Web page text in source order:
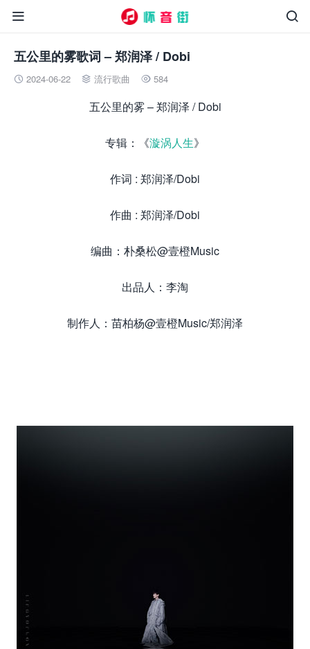


五公里的雾歌词 – 郑润泽 / Dobi
 2024-06-22  流行歌曲  584
五公里的雾 – 郑润泽 / Dobi
专辑：《漩涡人生》
作词 : 郑润泽/Dobi
作曲 : 郑润泽/Dobi
编曲：朴桑松@壹橙Music
出品人：李淘
制作人：苗柏杨@壹橙Music/郑润泽